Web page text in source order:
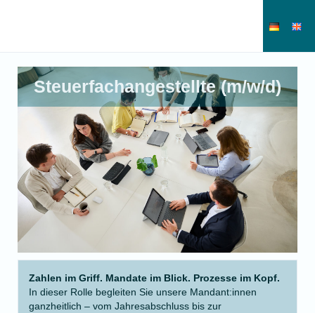
Steuerfachangestellte (m/w/d)
Zahlen im Griff. Mandate im Blick. Prozesse im Kopf.
In dieser Rolle begleiten Sie unsere Mandant:innen
ganzheitlich – vom Jahresabschluss bis zur